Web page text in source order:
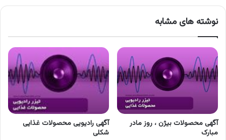
نوشته های مشابه
آگهی محصولات بیژن ، روز مادر
مبارک
آگهی رادیویی محصولات غذایی
شکلی